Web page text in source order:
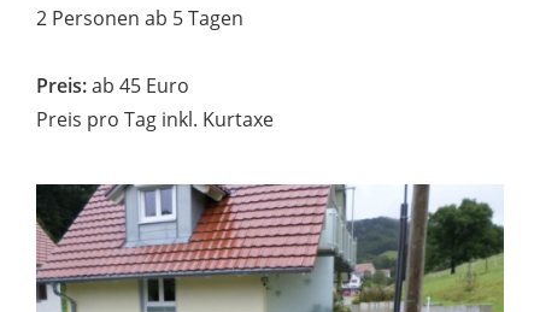
2 Personen ab 5 Tagen
Preis:ab 45 Euro
Preis pro Tag inkl. Kurtaxe